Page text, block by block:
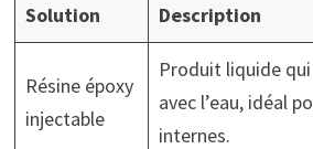
Solution Description
Résine époxy
injectable
Produit liquide
avec l’eau, idéal
internes.